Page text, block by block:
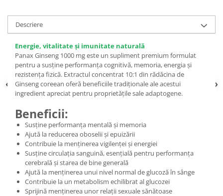
Descriere
Energie, vitalitate și imunitate naturală
Panax Ginseng 1000 mg este un supliment premium formulat
pentru a susține performanța cognitivă, memoria, energia și
rezistența fizică. Extractul concentrat 10:1 din rădăcina de
Ginseng coreean oferă beneficiile tradiționale ale acestui
ingredient apreciat pentru proprietățile sale adaptogene.
Beneficii:
Susține performanța mentală și memoria
Ajută la reducerea oboselii și epuizării
Contribuie la menținerea vigilenței și energiei
Susține circulația sanguină, esențială pentru performanța
cerebrală și starea de bine generală
Ajută la menținerea unui nivel normal de glucoză în sânge
Contribuie la un metabolism echilibrat al glucozei
Sprijină menținerea unor relații sexuale sănătoase